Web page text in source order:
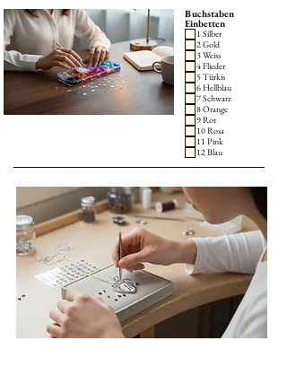
Buchstaben
Einbetten
1 Silber
2 Gold
3 Weiss
4 Flieder
5 Türkis
6 Hellblau
7 Schwarz
8 Orange
9 Rot
10 Rosa
11 Pink
12 Blau